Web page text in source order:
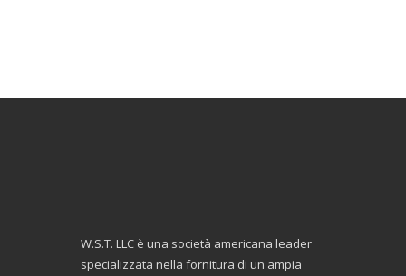
W.S.T. LLC è una società americana leader
specializzata nella fornitura di un'ampia